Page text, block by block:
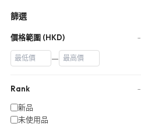
篩選
價格範圍 (HKD) −
—
Rank −
新品
未使用品